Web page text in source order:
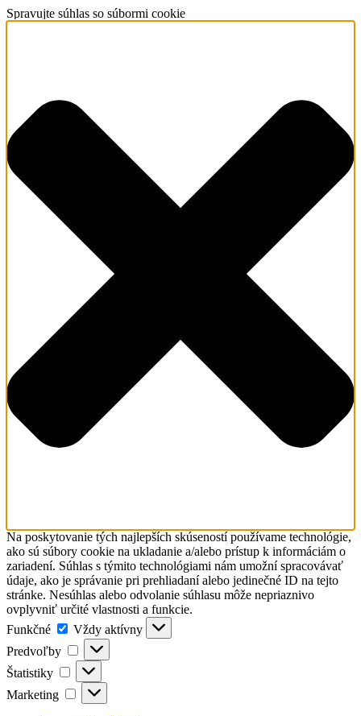
Spravujte súhlas so súbormi cookie
Na poskytovanie tých najlepších skúseností používame technológie,
ako sú súbory cookie na ukladanie a/alebo prístup k informáciám o
zariadení. Súhlas s týmito technológiami nám umožní spracovávať
údaje, ako je správanie pri prehliadaní alebo jedinečné ID na tejto
stránke. Nesúhlas alebo odvolanie súhlasu môže nepriaznivo
ovplyvniť určité vlastnosti a funkcie.
Funkčné
Funkčné
Vždy aktívny
Predvoľby
Predvoľby
Štatistiky Štatistiky
Marketing Marketing